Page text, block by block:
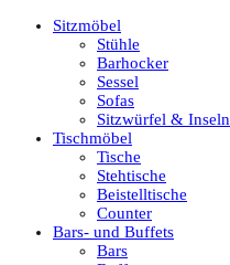
Sitzmöbel
Stühle
Barhocker
Sessel
Sofas
Sitzwürfel & Inseln
Tischmöbel
Tische
Stehtische
Beistelltische
Counter
Bars- und Buffets
Bars